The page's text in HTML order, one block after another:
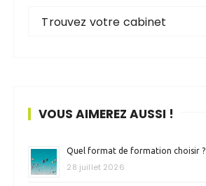
Trouvez votre cabinet
VOUS AIMEREZ AUSSI !
Quel format de formation choisir ?
28 juillet 2026